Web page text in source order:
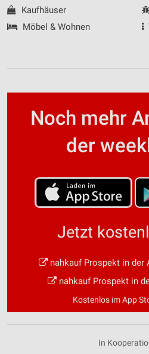
Kaufhäuser
Möbel & Wohnen
Noch mehr
der
Jetzt
nahkauf Prospekt in der
nahkauf Prospekt in
Kostenlos im App
In